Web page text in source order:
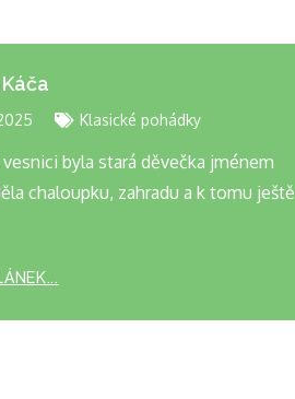
Klasické pohádky
byla stará děvečka jménem
chaloupku, zahradu a k tomu ještě